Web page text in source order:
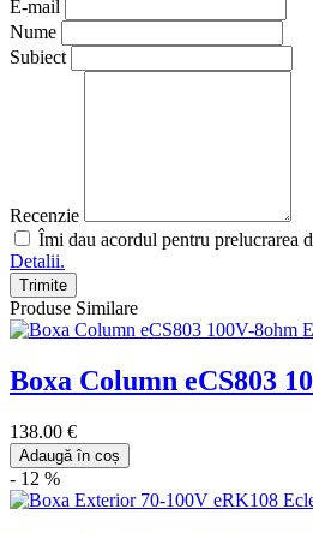
E-mail
Nume
Subiect
Recenzie
Îmi dau acordul pentru prelucrarea
Detalii.
Trimite
Produse Similare
Boxa Column eCS803
138.00 €
Adaugă în coș
- 12 %